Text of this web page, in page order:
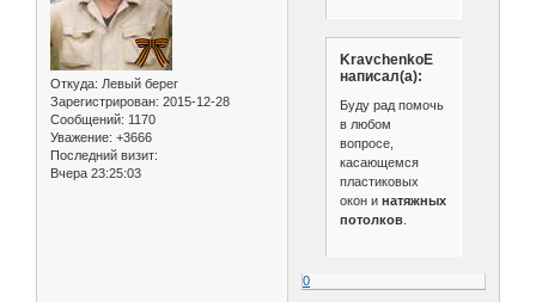
Откуда: Левый берег
Зарегистрирован: 2015-12-28
Сообщений: 1170
Уважение: +3666
Последний визит:
Вчера 23:25:03
KravchenkoE
написал(а):
Буду рад помочь
в любом
вопросе,
касающемся
пластиковых
окон инатяжных
потолков.
0